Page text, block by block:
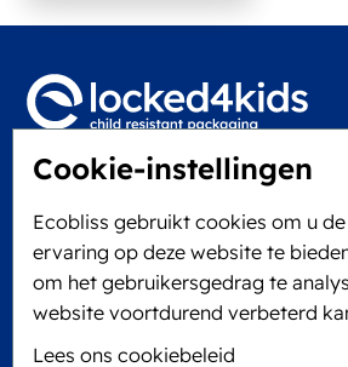
Cookie-instellingen
Ecobliss gebruikt cookies om u
ervaring op deze website te
om het gebruikersgedrag te
website voortdurend verbeterd
Lees ons cookiebeleid
Locked4Kids B.V.
6101 XJ Echt, The Netherlands
KVK: 60610182
+31 475 390 550